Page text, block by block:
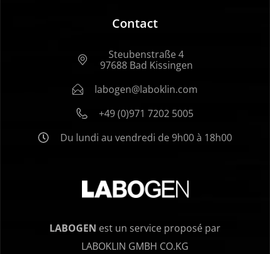
Contact
Steubenstraße 4
97688 Bad Kissingen
labogen@laboklin.com
+49 (0)971 7202 5005
Du lundi au vendredi de 9h00 à 18h00
LABOGEN est un service proposé par
LABOKLIN GMBH CO.KG